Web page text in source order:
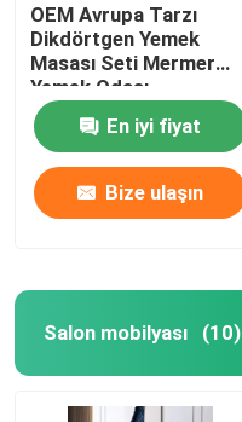
OEM Avrupa Tarzı
Dikdörtgen Yemek
Masası Seti Mermer
Yemek Odası
Mobilyaları
En iyi fiyat
Bize ulaşın
Salon mobilyası (10)